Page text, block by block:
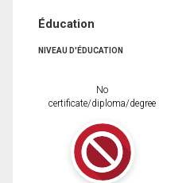
Éducation
NIVEAU D'ÉDUCATION
No
certificate/diploma/degree